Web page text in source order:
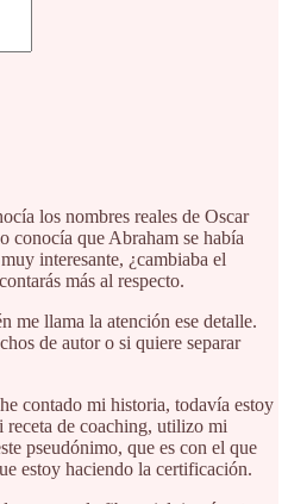
los nombres reales de Oscar
que Abraham se había
interesante, ¿cambiaba el
más al respecto.
me llama la atención ese detalle.
de autor o si quiere separar
contado mi historia, todavía estoy
receta de coaching, utilizo mi
pseudónimo, que es con el que
estoy haciendo la certificación.